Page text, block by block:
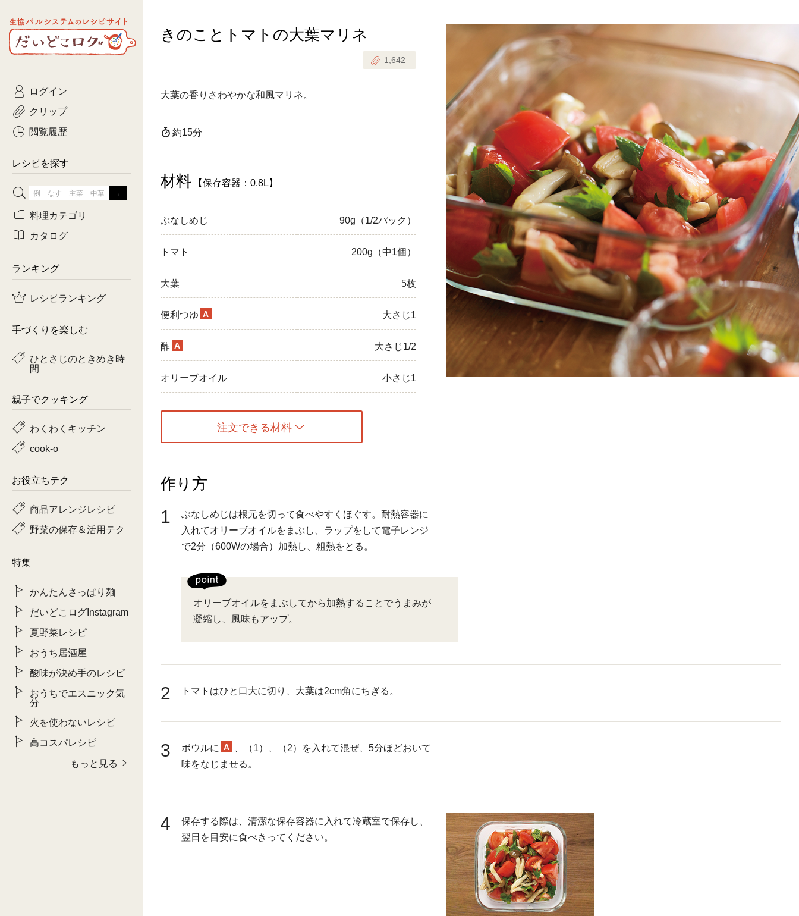
生協パルシステムのレシピ
サイト
だいどこログ
きのことトマトの大葉マリネ
1,642
大葉の香りさわやかな和風マリネ。
約15分
材料 【保存容器：0.8L】
ぶなしめじ 90g（1/2パック）
トマト 200g（中1個）
大葉 5枚
便利つゆ A 大さじ1
酢 A 大さじ1/2
オリーブオイル 小さじ1
注文できる材料
作り方
1
ぶなしめじは根元を切って食べやすくほぐす。耐熱容器に
入れてオリーブオイルをまぶし、ラップをして電子レンジ
で2分（600Wの場合）加熱し、粗熱をとる。
オリーブオイルをまぶしてから加熱することでうまみが
凝縮し、風味もアップ。
2 トマトはひと口大に切り、大葉は2cm角にちぎる。
3 ボウルに A
、（1）、（2）を入れて混ぜ、5分ほどおいて
味をなじませる。
4
保存する際は、清潔な保存容器に入れて冷蔵室で保存し、
翌日を目安に食べきってください。
ログイン
クリップ
閲覧履歴
レシピを探す
ひとさじのときめき時間
おきらくだ
つくりおき肉魚菜菜セット
豚肉
料理カテゴリ
主菜 副菜
常備菜・作りおき
カタログ
コトコト
yumyumいっしょごはん
ぷれーんぺいじ
ランキング
レシピランキング
手づくりを楽しむ
ひとさじのときめき時
間
親子でクッキング
わくわくキッチン
cook-o
お役立ちテク
商品アレンジレシピ
野菜の保存＆活用テク
特集
かんたんさっぱり麺
だいどこログInstagram
夏野菜レシピ
おうち居酒屋
酸味が決め手のレシピ
おうちでエスニック気
分
火を使わないレシピ
高コスパレシピ
もっと見る